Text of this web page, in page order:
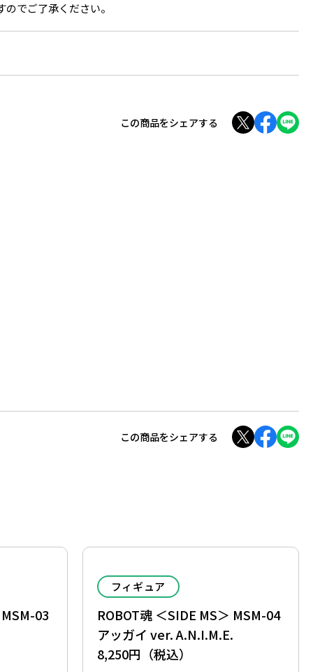
のでご了承ください。
この商品をシェアする
この商品をシェアする
03
フィギュア
ROBOT魂 ＜SIDE MS＞ MSM-04
アッガイ ver. A.N.I.M.E.
8,250円（税込）